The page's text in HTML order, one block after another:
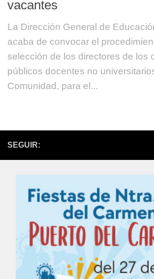
vacantes
La Dirección General de
acaba de convocar el
selección de los directores de los
públicos docentes no
Comunidad, para el...
SEGUIR: